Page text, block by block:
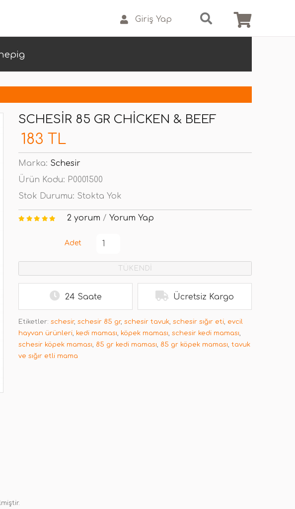
Giriş Yap
SCHESIR 85 GR CHICKEN & BEEF
183 TL
Marka: Schesir
Ürün Kodu: P0001500
Stok Durumu: Stokta Yok
2 yorum / Yorum Yap
Adet
TÜKENDİ
24 Saate Ücretsiz Kargo
Etiketler: schesir, schesir 85 gr, schesir tavuk, schesir sığır eti, evcil
hayvan ürünleri, kedi maması, köpek maması, schesir kedi maması,
schesir köpek maması, 85 gr kedi maması, 85 gr köpek maması, tavuk
ve sığır etli mama